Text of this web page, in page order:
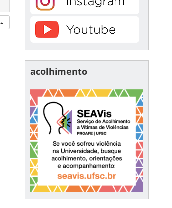
acolhimento